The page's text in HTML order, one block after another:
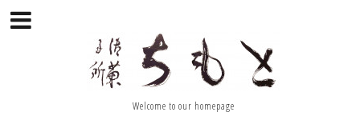
Welcome to our homepage